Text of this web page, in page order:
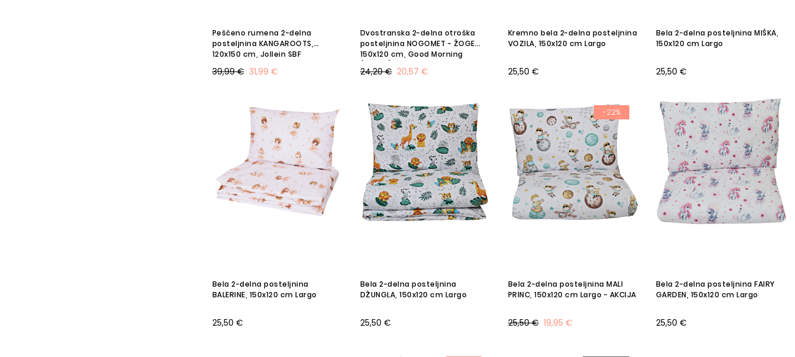
Peščeno rumena 2-delna
posteljnina KANGAROOTS,
120x150 cm, Jollein SBF
31,99 €
39,99 €
Dvostranska 2-delna otroška
posteljnina NOGOMET - ŽOGE
150x120 cm, Good Morning
20,57 €
24,20 €
Kremno bela 2-delna posteljnina
VOZILA, 150x120 cm Largo
25,50 €
Bela 2-delna posteljnina MIŠKA,
150x120 cm Largo
25,50 €
Bela 2-delna posteljnina
BALERINE, 150x120 cm Largo
25,50 €
Bela 2-delna posteljnina
DŽUNGLA, 150x120 cm Largo
25,50 €
-22%
Bela 2-delna posteljnina MALI
PRINC, 150x120 cm Largo - AKCIJA
19,95 €
25,50 €
Bela 2-delna posteljnina FAIRY
GARDEN, 150x120 cm Largo
25,50 €